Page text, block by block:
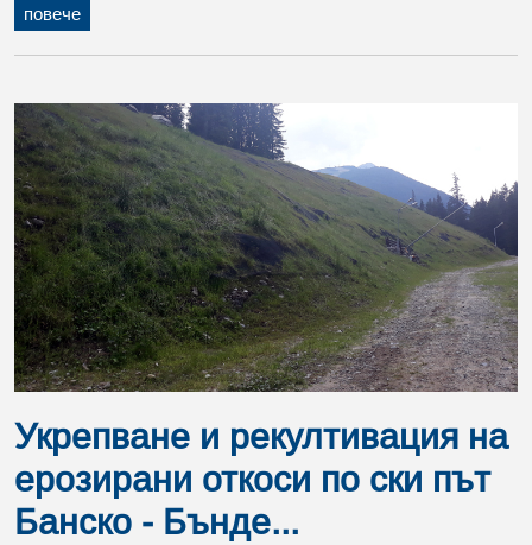
повече
Укрепване и рекултивация на
ерозирани откоси по ски път
Банско - Бънде...